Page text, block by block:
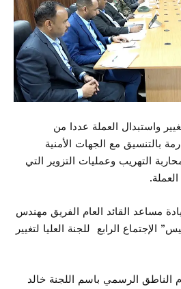
واستبدال العملة عددا من
بالتنسيق مع الجهات الأمنية
التهريب وعمليات التزوير التي
مساعد القائد العام الفريق مهندس
الإجتماع الرابع للجنة العليا لتغيير
الناطق الرسمي باسم اللجنة خالد